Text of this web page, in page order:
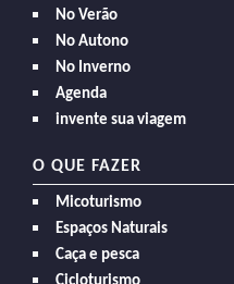
No Verão
No Autono
No Inverno
Agenda
invente sua viagem
O QUE FAZER
Micoturismo
Espaços Naturais
Caça e pesca